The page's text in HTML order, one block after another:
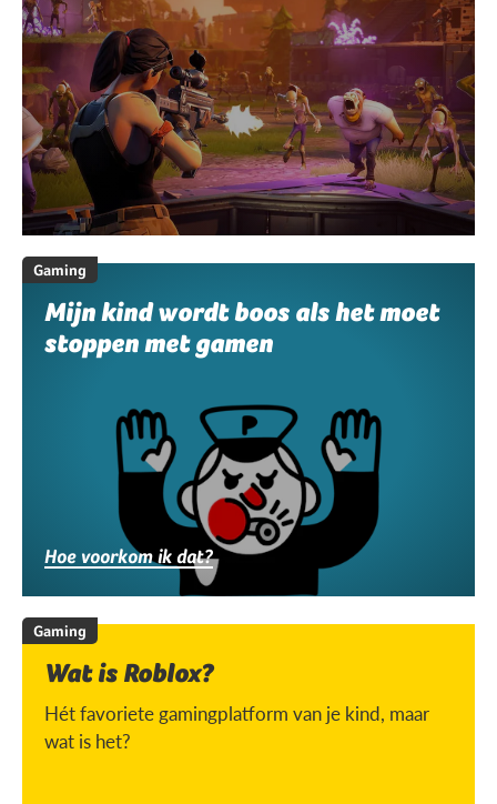
Gaming
Mijn kind wordt boos als het moet
stoppen met gamen
Hoe voorkom ik dat?
Gaming
Wat is Roblox?
Hét favoriete gamingplatform van je kind, maar
wat is het?